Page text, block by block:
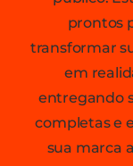
prontos
transformar
em
entregando
completas e
sua marca